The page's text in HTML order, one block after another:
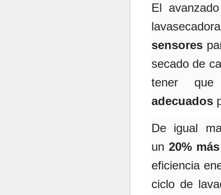
El
sensores
secado de
tener
adecuados
De igual
un 20%
eficiencia
ciclo de